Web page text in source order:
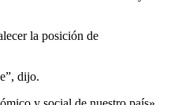
la posición de
dijo.